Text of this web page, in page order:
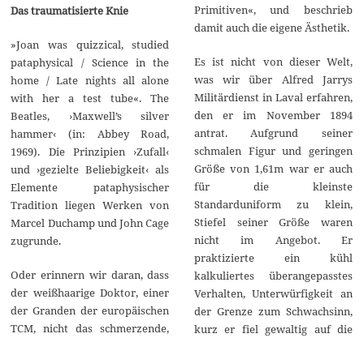
Das traumatisierte Knie
»Joan was quizzical, studied
pataphysical / Science in the
home / Late nights all alone
with her a test tube«. The
Beatles, ›Maxwell’s silver
hammer‹ (in: Abbey Road,
1969). Die Prinzipien ›Zufall‹
und ›gezielte Beliebigkeit‹ als
Elemente pataphysischer
Tradition liegen Werken von
Marcel Duchamp und John Cage
zugrunde.
Oder erinnern wir daran, dass
der weißhaarige Doktor, einer
der Granden der europäischen
TCM, nicht das schmerzende,
Primitiven«, und beschrieb
damit auch die eigene Ästhetik.
Es ist nicht von dieser Welt,
was wir über Alfred Jarrys
Militärdienst in Laval erfahren,
den er im November 1894
antrat. Aufgrund seiner
schmalen Figur und geringen
Größe von 1,61m war er auch
für die kleinste
Standarduniform zu klein,
Stiefel seiner Größe waren
nicht im Angebot. Er
praktizierte ein kühl
kalkuliertes überangepasstes
Verhalten, Unterwürfigkeit an
der Grenze zum Schwachsinn,
kurz er fiel gewaltig auf die